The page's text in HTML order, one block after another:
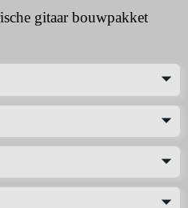
gitaar bouwpakket